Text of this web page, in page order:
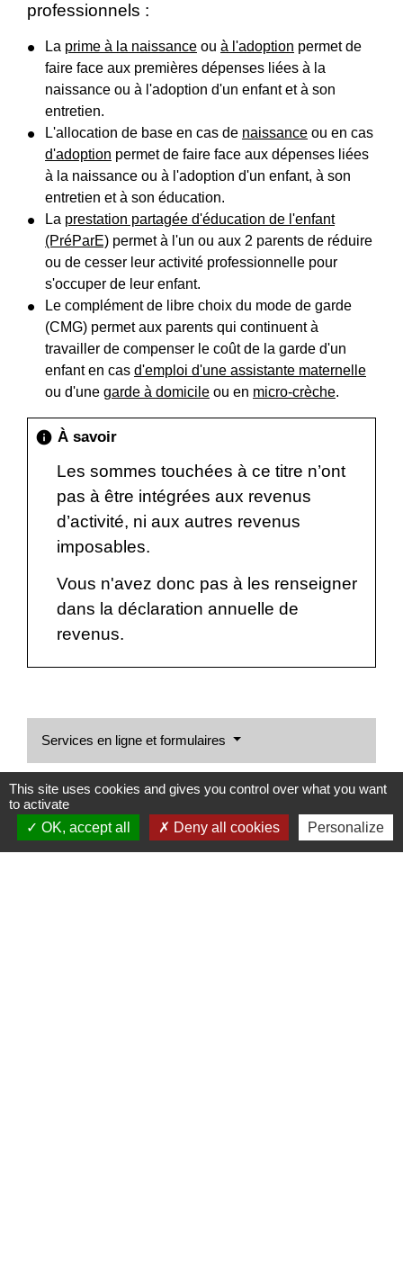
professionnels :
La prime à la naissance ou à l'adoption permet de
faire face aux premières dépenses liées à la
naissance ou à l'adoption d'un enfant et à son
entretien.
L'allocation de base en cas de naissance ou en cas
d'adoption permet de faire face aux dépenses liées
à la naissance ou à l'adoption d'un enfant, à son
entretien et à son éducation.
La prestation partagée d'éducation de l'enfant
(PréParE) permet à l'un ou aux 2 parents de réduire
ou de cesser leur activité professionnelle pour
s'occuper de leur enfant.
Le complément de libre choix du mode de garde
(CMG) permet aux parents qui continuent à
travailler de compenser le coût de la garde d'un
enfant en cas d'emploi d'une assistante maternelle
ou d'une garde à domicile ou en micro-crèche.
info À savoir
Les sommes touchées à ce titre n’ont
pas à être intégrées aux revenus
d’activité, ni aux autres revenus
imposables.
Vous n'avez donc pas à les renseigner
dans la déclaration annuelle de
revenus.
Services en ligne et formulaires
Signaler une erreur sur cette page
This site uses cookies and gives you control over what you want
to activate
OK, accept all
Deny all cookies Personalize